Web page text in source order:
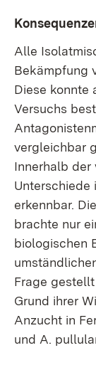
Alle
Bekämpfung
Diese konnte
Versuchs
vergleichbar
Innerhalb der
Unterschiede
erkennbar.
brachte nur
biologischen
Frage
Grund ihrer
Anzucht in
und A.